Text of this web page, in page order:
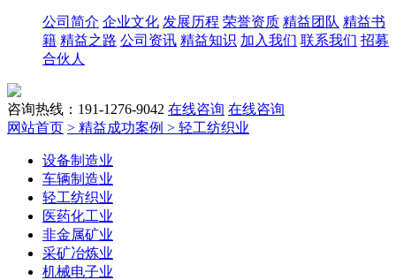
公司简介 企业文化 发展历程 荣誉资质 精益团队 精益书
籍 精益之路 公司资讯 精益知识 加入我们 联系我们 招募
合伙人
咨询热线：191-1276-9042 在线咨询 在线咨询
网站首页 > 精益成功案例 > 轻工纺织业
设备制造业
车辆制造业
轻工纺织业
医药化工业
非金属矿业
采矿冶炼业
机械电子业